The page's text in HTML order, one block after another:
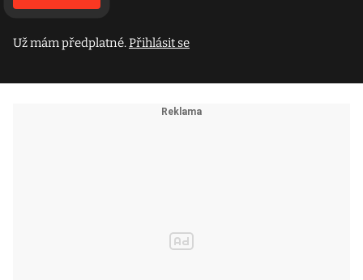
Už mám předplatné.Přihlásit se